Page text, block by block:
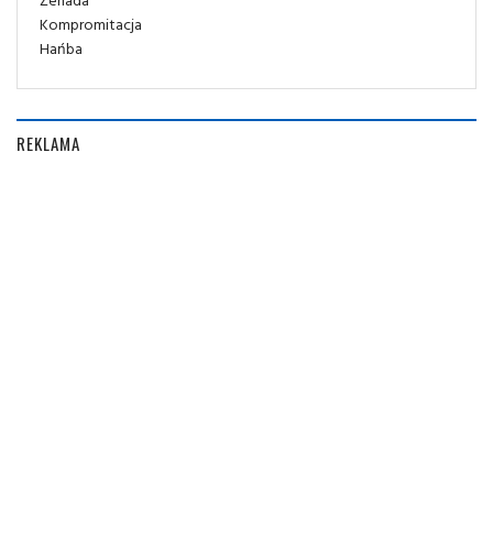
Kompromitacja
Hańba
REKLAMA